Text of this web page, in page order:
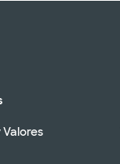
Valores